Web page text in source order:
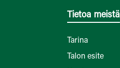
Tietoa meistä
Tarina
Talon esite